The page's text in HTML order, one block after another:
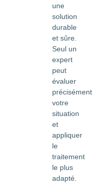
une
solution
durable
et sûre.
Seul un
expert
peut
évaluer
précisément
votre
situation
et
appliquer
le
traitement
le plus
adapté.